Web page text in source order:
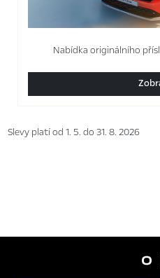
Nabídka originálního
Slevy platí od 1. 5. do 31. 8. 2026